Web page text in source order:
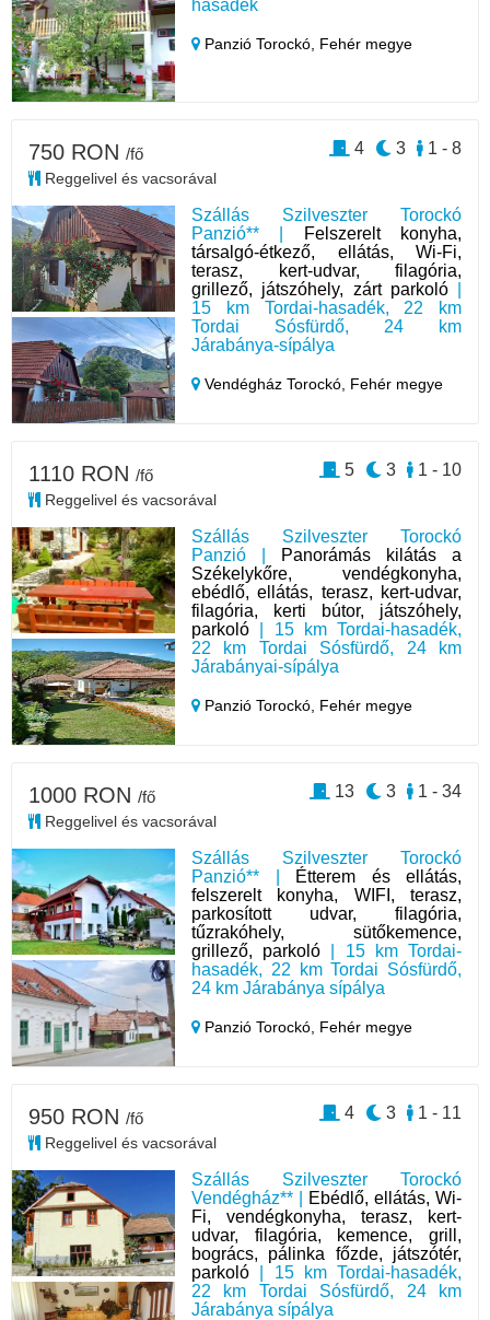
hasadék
Panzió Torockó, Fehér megye
Szállás Szilveszter Torockó
Panzió** |
Felszerelt konyha,
társalgó-étkező, ellátás, Wi-Fi,
terasz, kert-udvar, filagória,
grillező, játszóhely, zárt parkoló|
15 km Tordai-hasadék, 22 km
Tordai Sósfürdő, 24 km
Járabánya-sípálya
Vendégház Torockó, Fehér megye
750 RON /fő
Reggelivel és vacsorával
1 - 8
3
4
Szállás Szilveszter Torockó
Panzió |
Panorámás kilátás a
Székelykőre, vendégkonyha,
ebédlő, ellátás, terasz, kert-udvar,
filagória, kerti bútor, játszóhely,
parkoló | 15 km Tordai-hasadék,
22 km Tordai Sósfürdő, 24 km
Járabányai-sípálya
Panzió Torockó, Fehér megye
1110 RON /fő
Reggelivel és vacsorával
1 - 10
3
5
Szállás Szilveszter Torockó
Panzió** |
Étterem és ellátás,
felszerelt konyha, WIFI, terasz,
parkosított udvar, filagória,
tűzrakóhely, sütőkemence,
grillező, parkoló | 15 km Tordai-
hasadék, 22 km Tordai Sósfürdő,
24 km Járabánya sípálya
Panzió Torockó, Fehér megye
1000 RON /fő
Reggelivel és vacsorával
1 - 34
3
13
Szállás Szilveszter Torockó
Vendégház** |
Ebédlő, ellátás, Wi-
Fi, vendégkonyha, terasz, kert-
udvar, filagória, kemence, grill,
bogrács, pálinka főzde, játszótér,
parkoló | 15 km Tordai-hasadék,
22 km Tordai Sósfürdő, 24 km
Járabánya sípálya
950 RON /fő
Reggelivel és vacsorával
1 - 11
3
4